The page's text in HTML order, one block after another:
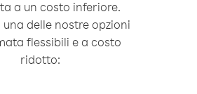
a un costo inferiore.
una delle nostre opzioni
flessibili e a costo
ridotto: